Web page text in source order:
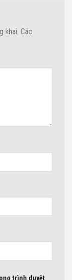
khai. Các